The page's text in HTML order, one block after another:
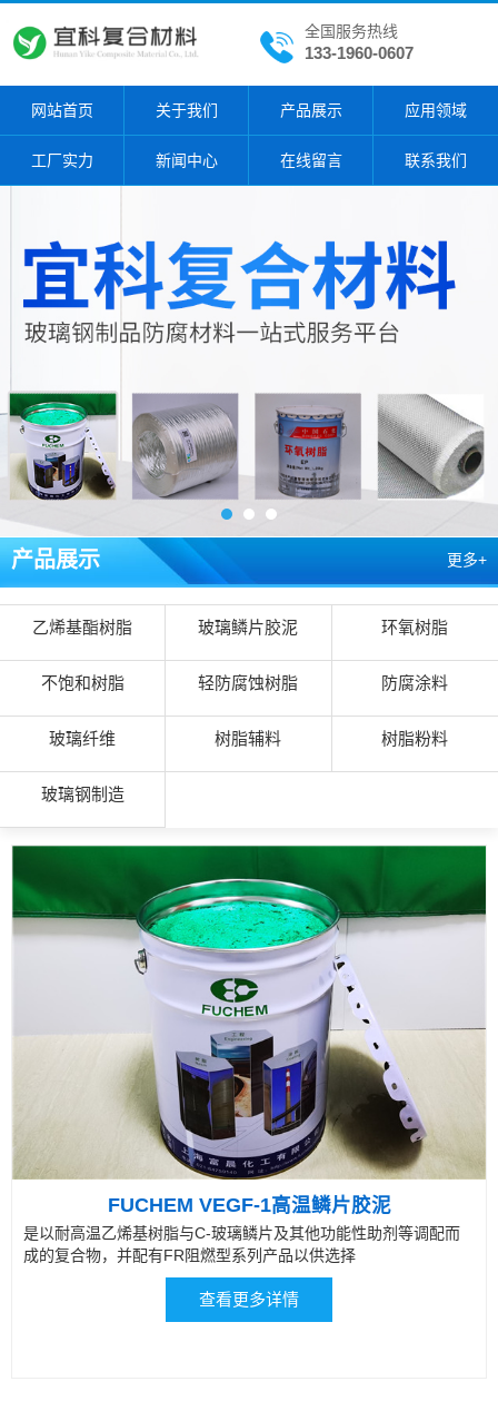
全国服务热线
133-1960-0607
网站首页 关于我们 产品展示 应用领域
工厂实力 新闻中心 在线留言 联系我们
产品展示 更多+
乙烯基酯树脂 玻璃鳞片胶泥 环氧树脂
不饱和树脂 轻防腐蚀树脂 防腐涂料
玻璃纤维 树脂辅料 树脂粉料
玻璃钢制造
FUCHEM VEGF-1高温鳞片胶泥
是以耐高温乙烯基树脂与C-玻璃鳞片及其他功能性助剂等调配而
成的复合物，并配有FR阻燃型系列产品以供选择
查看更多详情